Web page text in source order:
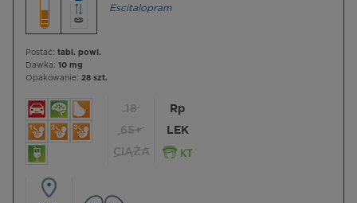
Escitalopram
Postać: tabl. powl.
Dawka: 10 mg
Opakowanie: 28 szt.
18
65+
CIĄŻA
Rp
LEK